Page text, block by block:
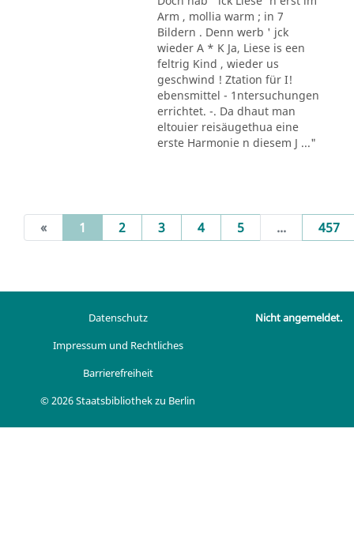
Arm , mollia warm ; in 7
Bildern . Denn werb ' jck
wieder A * K Ja, Liese is een
feltrig Kind , wieder us
geschwind ! Ztation für I!
ebensmittel - 1ntersuchungen
errichtet. -. Da dhaut man
eltouier reisäugethua eine
erste Harmonie n diesem J ..."
« 1 (current)
2 3 4 5 ... 457
Datenschutz
Impressum und Rechtliches
Barrierefreiheit
© 2026 Staatsbibliothek zu Berlin
Nicht angemeldet.